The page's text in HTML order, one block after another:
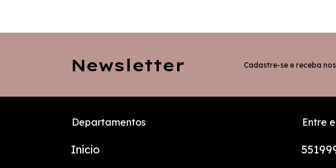
Newsletter Cadastre-se e receba
Departamentos
Início
Entre